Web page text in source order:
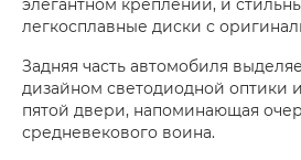
легкосплавные диски с
Задняя часть автомобиля
дизайном светодиодной оптики
пятой двери, напоминающая
средневекового воина.